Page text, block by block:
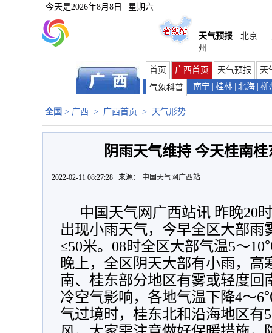
今天是2026年8月8日 星期六
天气预报 北京
州
首页 广西首页 天气预报
天
气象科普
南宁 桂林 北海 柳
全国 > 广西 > 广西首页 > 天气形势
阴雨天气维持 今天桂南
2022-02-11 08:27:28 来源： 中国天气网广西站
中国天气网广西站讯 昨晚20
出现小雨天气，今早全区大部雨
≤50米。08时全区大部气温5～
晚上，全区阴天大部有小雨，高
南、桂东部分地区有雾或轻度回
冷空气影响，各地气温下降4～
气过境时，桂东北和沿海地区有